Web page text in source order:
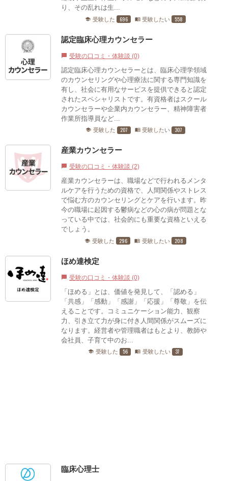
り、その乱れは生...
school 受験した 696 menu_book 受験したい 558
認定臨床心理カウンセラー
chat_bubble 受験の口コミ・体験談 (0)
認定臨床心理カウンセラーとは、臨床心理学領域
のカウンセリングや心理療法に関する専門知識を
有し、社会に有用なサービスを提供できると認定
されたスペシャリストです。有資格者はスクール
カウンセラーや企業内カウンセラー、精神障害者
作業所指導員など...
school 受験した 207 menu_book 受験したい 307
産業カウンセラー
chat_bubble 受験の口コミ・体験談 (2)
産業カウンセラーは、職場などで行われるメンタ
ルケアを行うための資格で、人間関係やストレス
で悩む方のカウンセリングとケアを行います。昨
今の職場に起因する鬱病などの心の病が問題とな
っている中では、社会的にも重要な資格といえる
でしょう。
school 受験した 296 menu_book 受験したい 208
ほめ達検定
chat_bubble 受験の口コミ・体験談 (0)
「ほめる」とは、価値を発見して、「認める」
「共感」「感動」「感謝」「応援」「尊敬」を伝
えることです。コミュニケーション能力、観察
力、引き立て力が身に付き人間関係がスムーズに
なります。経営者や管理職者はもとより、教師や
会社員、子育て中のお...
school 受験した 56 menu_book 受験したい 37
臨床心理士